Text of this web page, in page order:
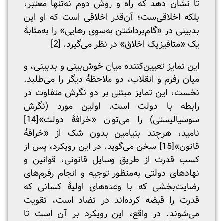
تا نشان دهد که راه و روش دوم نه‌تنها معتبر،
بلکه اخلاقی‌ست؛ آن‌قدر اخلاقی است که او این
بدبینی در «گام‌برداشتن به‌سوی رهایی» را به‌مثابۀ
یک «متافیزیک اخلاق» در نظر می‌گیرد. [2]
این تمایز تعیین‌کننده میان خوش‌بینی و بدبینی، و
میان رفرم و انقلاب، دو ملاحظۀ دیگر را می‌طلبد.
نخست، این تمایز مبتنی بر دو نگرش متفاوت در
رابطه با دولت است. اولین مورد (نگرش
سوسیالیستی) را می‌توان «خرافۀ دولت»[14]
نامید، هرچند بنیامین بدون شک از «خرافۀ
قانون»[15]
سخن می‌گوید. در این رویکرد، پس از
کسب قدرت از طریق وسایل قانونی، قوانین و
نهادهای دولتی به‌منظور توجیه و انجام رفرم‌های
رضایت‌بخشی که با وعده‌های اولیۀ کسانی که
قدرت را قبضه کرده‌اند در تضاد است، تقویت
می‌شوند. در واقع، این رویکرد بر آن است تا